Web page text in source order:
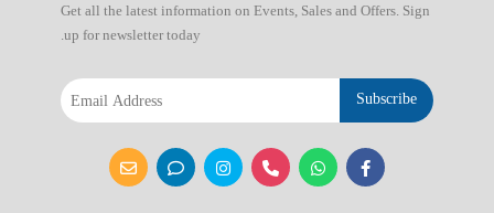
Get all the latest information on Events, Sales and Offers. Sign
up for newsletter today.
Subscribe